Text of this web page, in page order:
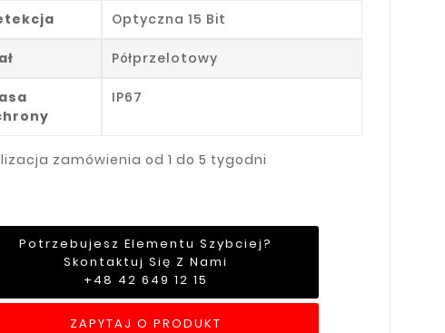
Optyczna 15 Bit
Półprzelotowy
IP67
zamówienia od 1 do 5 tygodni
Potrzebujesz Elementu Szybciej?
Skontaktuj Się Z Nami
+48 42 649 12 15
ZAPYTAJ O PRODUKT